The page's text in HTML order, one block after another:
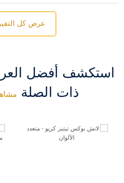
عرض كل
استكشف أفضل
ذات الصلة